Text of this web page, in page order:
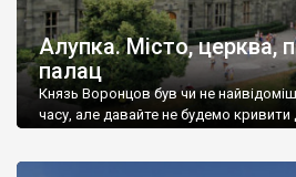
Алупка. Місто, церква,
палац
Князь Воронцов був чи не
часу, але давайте не будемо